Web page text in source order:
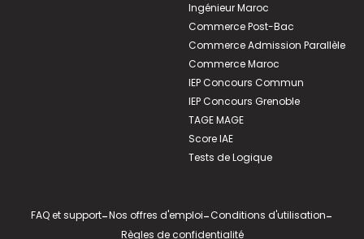
Ingénieur Maroc
Commerce Post-Bac
Commerce Admission Parallèle
Commerce Maroc
IEP Concours Commun
IEP Concours Grenoble
TAGE MAGE
Score IAE
Tests de Logique
FAQ et support-Nos offres d'emploi-Conditions d'utilisation-
Règles de confidentialité